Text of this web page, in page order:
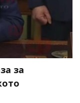
за